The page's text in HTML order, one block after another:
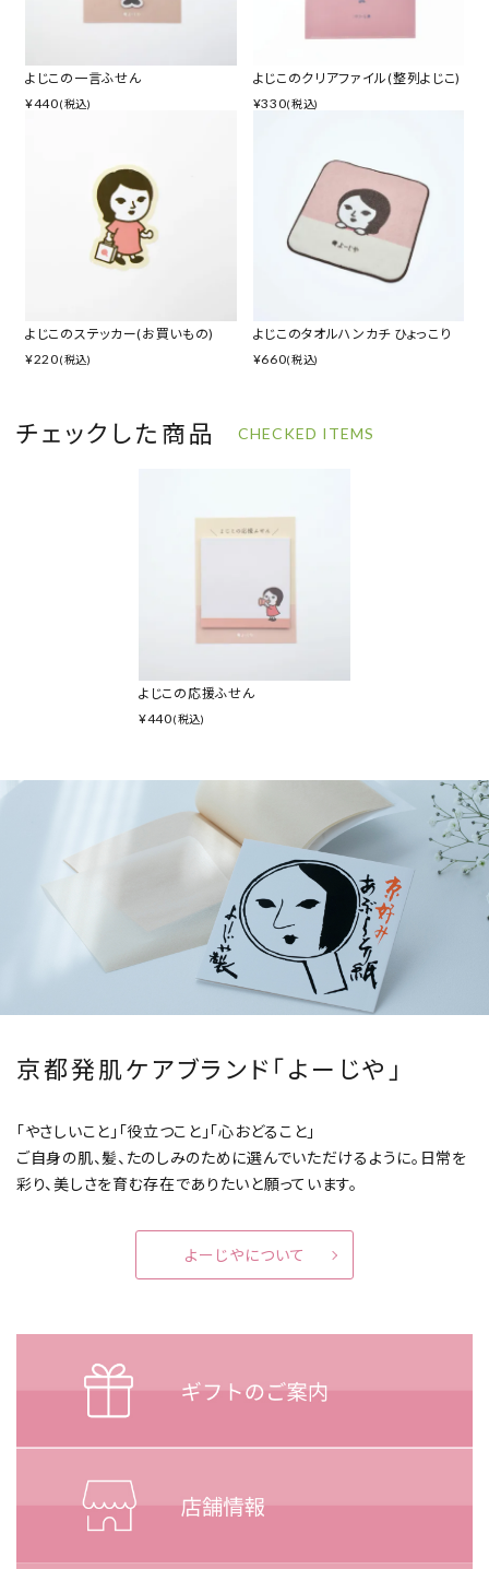
よじこの一言ふせん
¥440(税込)
よじこのクリアファイル(整列よじこ)
¥330(税込)
よじこのステッカー(お買いもの)
¥220(税込)
よじこのタオルハンカチ ひょっこり
¥660(税込)
チェックした商品 CHECKED ITEMS
よじこの応援ふせん
¥440(税込)
京都発肌ケアブランド「よーじや」
「やさしいこと」「役立つこと」「心おどること」
ご自身の肌、髪、たのしみのために選んでいただけるように。 日常を
彩り、美しさを育む存在でありたいと願っています。
よーじやについて